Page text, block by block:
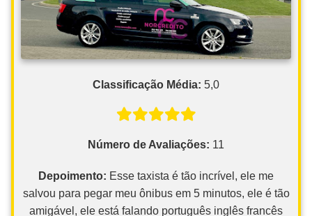
Classificação Média: 5,0
Número de Avaliações: 11
Depoimento: Esse taxista é tão incrível, ele me
salvou para pegar meu ônibus em 5 minutos, ele é tão
amigável, ele está falando português inglês francês